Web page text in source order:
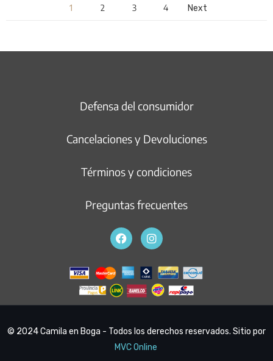
1 2 3 4
Defensa del consumidor
Cancelaciones y Devoluciones
Términos y condiciones
Preguntas frecuentes
© 2024 Camila en Boga - Todos los derechos reservados. Sitio por
MVC Online